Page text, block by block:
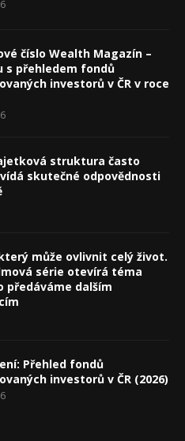
číslo Wealth Magazín –
s přehledem fondů
investorů v ČR v roce
struktura často
skutečné odpovědnosti
může ovlivnit celý život.
série otevírá téma
předáváme dalším
Přehled fondů
investorů v ČR (2026)